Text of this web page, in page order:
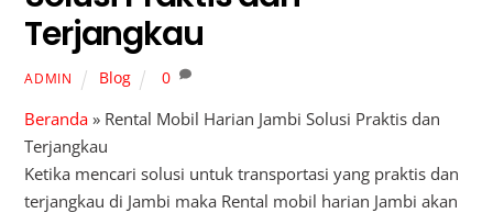
Terjangkau
ADMIN Blog 0
Beranda » Rental Mobil Harian Jambi Solusi Praktis dan
Terjangkau
Ketika mencari solusi untuk transportasi yang praktis dan
terjangkau di Jambi maka Rental mobil harian Jambi akan